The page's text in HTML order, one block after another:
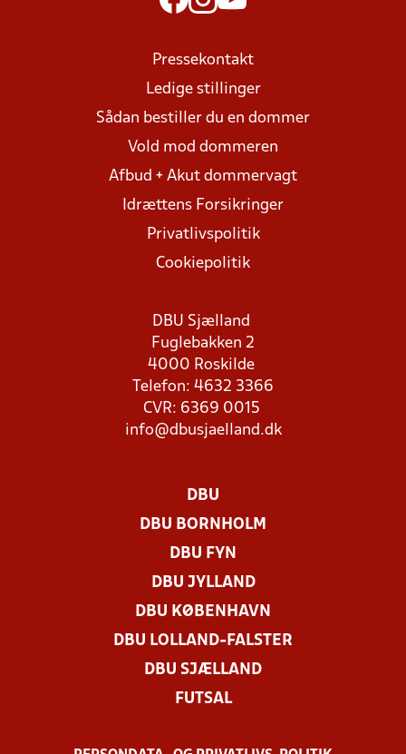
Pressekontakt
Ledige stillinger
Sådan bestiller du en dommer
Vold mod dommeren
Afbud + Akut dommervagt
Idrættens Forsikringer
Privatlivspolitik
Cookiepolitik
DBU Sjælland
Fuglebakken 2
4000 Roskilde
Telefon: 4632 3366
CVR: 6369 0015
info@dbusjaelland.dk
DBU
DBU BORNHOLM
DBU FYN
DBU JYLLAND
DBU KØBENHAVN
DBU LOLLAND-FALSTER
DBU SJÆLLAND
FUTSAL